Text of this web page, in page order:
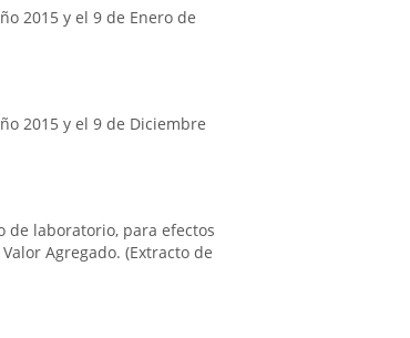
2015 y el 9 de Enero de
2015 y el 9 de Diciembre
de laboratorio, para efectos
Agregado. (Extracto de